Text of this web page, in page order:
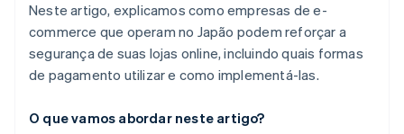
Neste artigo, explicamos como empresas de e-
commerce que operam no Japão podem reforçar a
segurança de suas lojas online, incluindo quais formas
de pagamento utilizar e como implementá-las.
O que vamos abordar neste artigo?